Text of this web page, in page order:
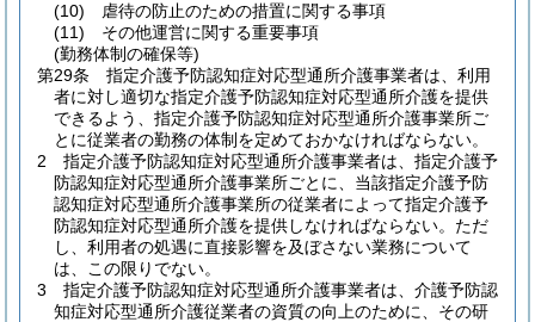
(10)
虐待の防止のための措置に関する事項
(11)
その他運営に関する重要事項
(勤務体制の確保等)
第29条
指定介護予防認知症対応型通所介護事業者は、利用
者に対し適切な指定介護予防認知症対応型通所介護を提供
できるよう、指定介護予防認知症対応型通所介護事業所ご
とに従業者の勤務の体制を定めておかなければならない。
2
指定介護予防認知症対応型通所介護事業者は、指定介護予
防認知症対応型通所介護事業所ごとに、当該指定介護予防
認知症対応型通所介護事業所の従業者によって指定介護予
防認知症対応型通所介護を提供しなければならない。 ただ
し、利用者の処遇に直接影響を及ぼさない業務について
は、この限りでない。
3
指定介護予防認知症対応型通所介護事業者は、介護予防認
知症対応型通所介護従業者の資質の向上のために、その研